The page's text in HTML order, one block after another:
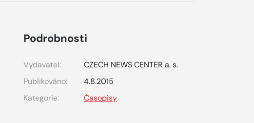
Podrobnosti
Vydavatel:
CZECH NEWS CENTER a. s.
Publikováno:
4.8.2015
Kategorie:
Časopisy